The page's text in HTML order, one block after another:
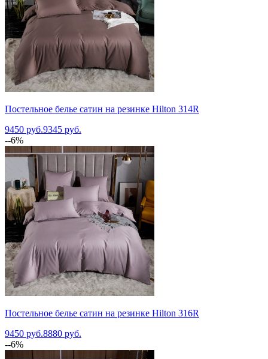
Постельное белье сатин на резинке Hilton 314R
9450 руб.9345 руб.
--6%
Постельное белье сатин на резинке Hilton 316R
9450 руб.8880 руб.
--6%